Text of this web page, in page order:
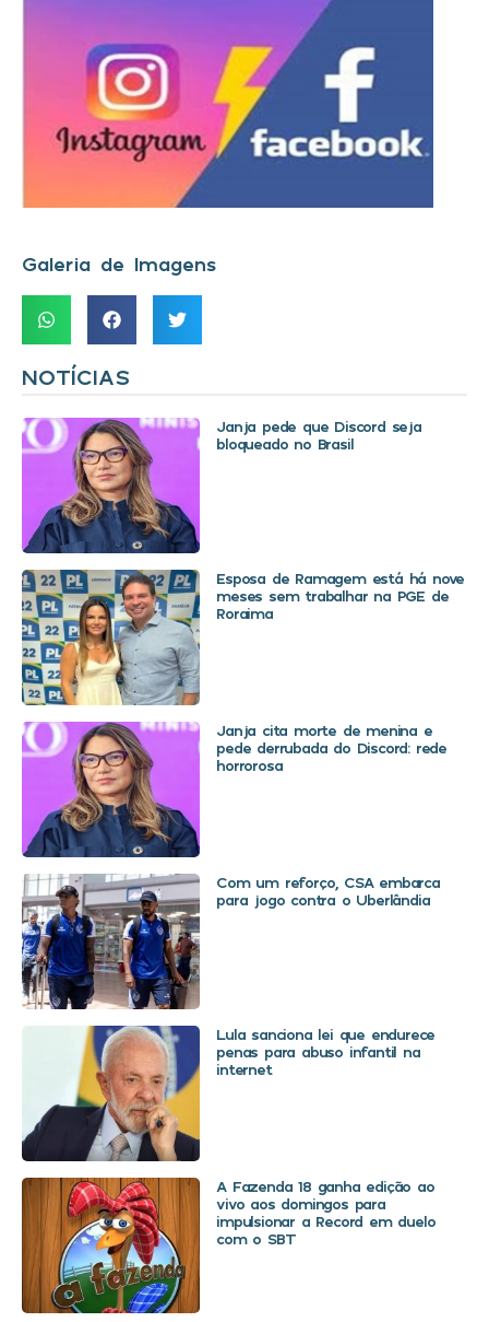
Galeria de Imagens
NOTÍCIAS
Janja pede que Discord seja
bloqueado no Brasil
Esposa de Ramagem está há nove
meses sem trabalhar na PGE de
Roraima
Janja cita morte de menina e
pede derrubada do Discord: rede
horrorosa
Com um reforço, CSA embarca
para jogo contra o Uberlândia
Lula sanciona lei que endurece
penas para abuso infantil na
internet
A Fazenda 18 ganha edição ao
vivo aos domingos para
impulsionar a Record em duelo
com o SBT